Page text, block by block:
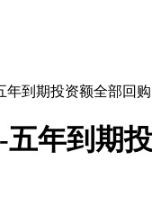
到期投资额全部回购
年到期